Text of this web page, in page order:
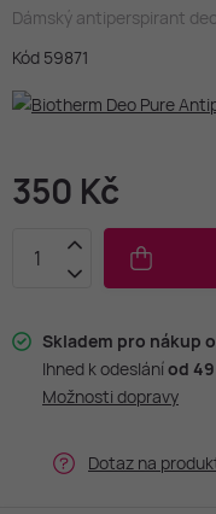
Dámský antiperspirant
Kód 59871
350 Kč
Skladem pro nákup
Ihned k odesláníod
Možnosti dopravy
Dotaz na